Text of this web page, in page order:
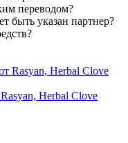
переводом?
быть указан партнер?
Herbal Clove